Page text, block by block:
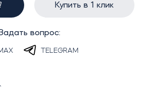
Купить в 1 клик
вопрос:
TELEGRAM